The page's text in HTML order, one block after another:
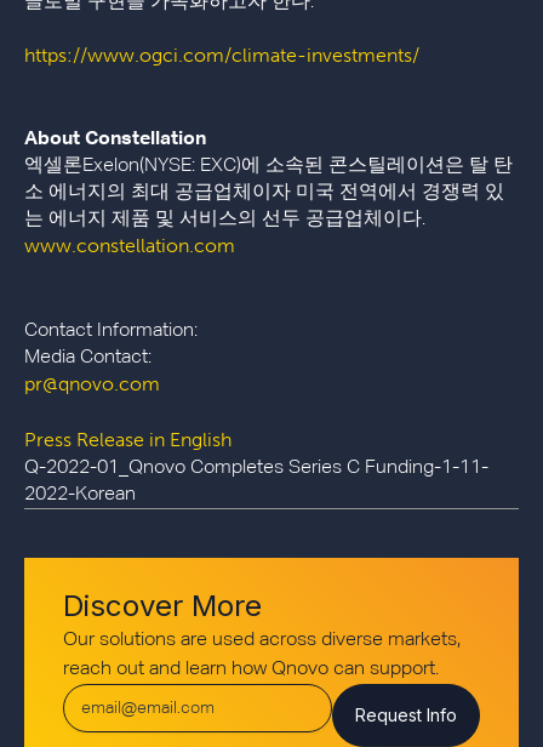
https://www.ogci.com/climate-investments/
About Constellation
엑셀론Exelon(NYSE: EXC)에 소속된 콘스틸레이션은 탈 탄
소 에너지의 최대 공급업체이자 미국 전역에서 경쟁력 있
는 에너지 제품 및 서비스의 선두 공급업체이다.
www.constellation.com
Contact Information:
Media Contact:
pr@qnovo.com
Press Release in English
Q-2022-01_Qnovo Completes Series C Funding-1-11-
2022-Korean
Discover More
Our solutions are used across diverse markets,
reach out and learn how Qnovo can support.